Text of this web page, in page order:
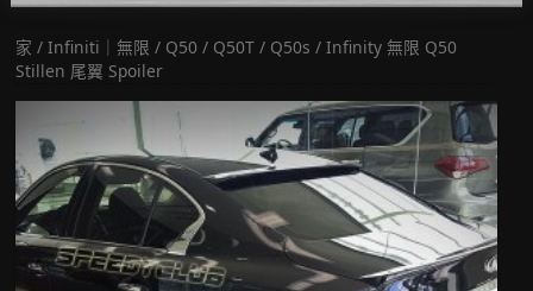
家 / Infiniti｜無限 / Q50 / Q50T / Q50s / Infinity 無限 Q50
Stillen 尾翼 Spoiler